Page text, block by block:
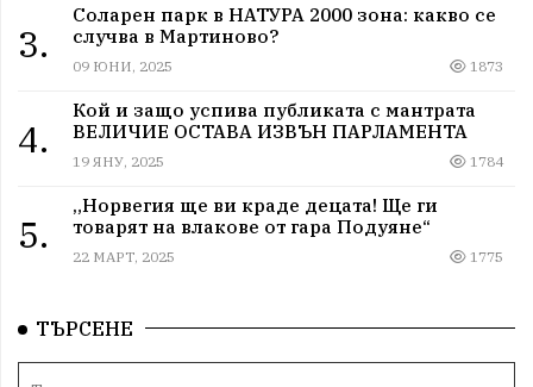
3.
Соларен парк в НАТУРА 2000 зона: какво се
случва в Мартиново?
09 ЮНИ, 2025 1873
4.
Кой и защо успива публиката с мантрата
ВЕЛИЧИЕ ОСТАВА ИЗВЪН ПАРЛАМЕНТА
19 ЯНУ, 2025 1784
5.
„Норвегия ще ви краде децата! Ще ги
товарят на влакове от гара Подуяне“
22 МАРТ, 2025 1775
ТЪРСЕНЕ